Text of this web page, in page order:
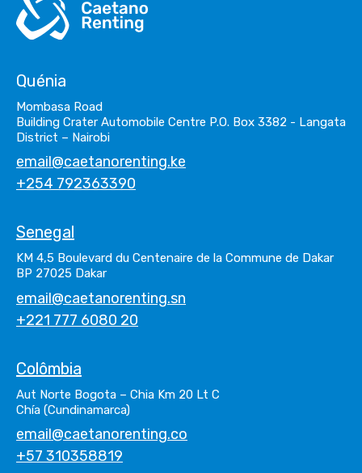
Quénia
Mombasa Road
Building Crater Automobile Centre P.O. Box 3382 - Langata
District – Nairobi
email@caetanorenting.ke
+254 792363390
Senegal
KM 4,5 Boulevard du Centenaire de la Commune de Dakar
BP 27025 Dakar
email@caetanorenting.sn
+221 777 6080 20
Colômbia
Aut Norte Bogota – Chia Km 20 Lt C
Chía (Cundinamarca)
email@caetanorenting.co
+57 310358819